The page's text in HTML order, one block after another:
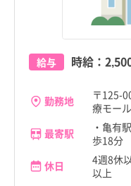
栃木県
群馬県
埼玉県
板橋区
練馬区
足立区
給与 時給：
勤務地
〒125-
療モー
最寄駅
・亀有
歩18分
休日
4週8休
以上
栃木県
群馬県
埼玉県
板橋区
練馬区
足立区